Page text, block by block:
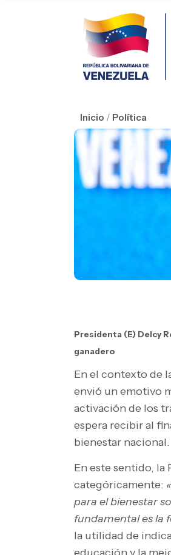
Inicio / Política
Presidenta (E) Delcy
ganadero
En el contexto de
envió un emotivo
activación de los
espera recibir al
bienestar nacional.
En este sentido,
categóricamente:
para el bienestar
fundamental es la
la utilidad de